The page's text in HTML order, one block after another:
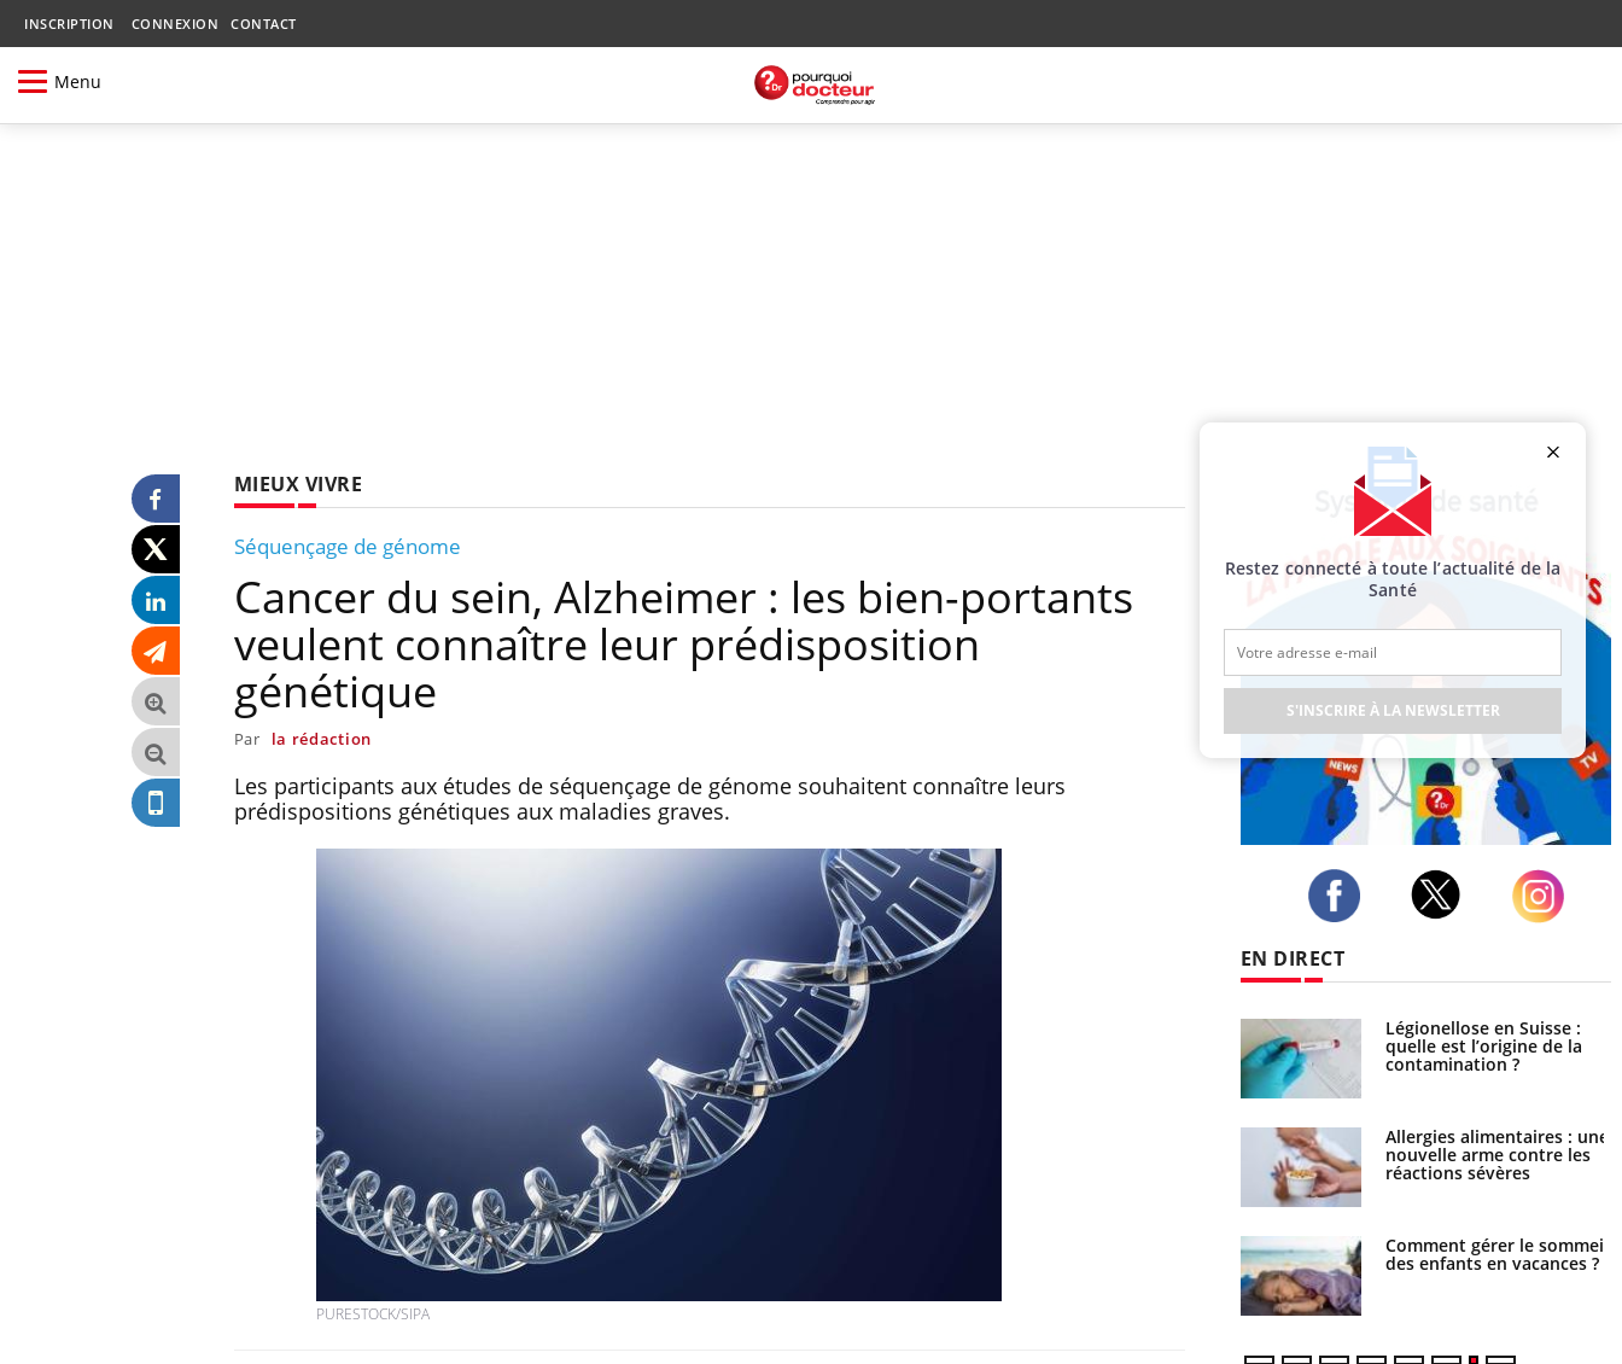
INSCRIPTION CONNEXION CONTACT
Menu
MIEUX VIVRE
Séquençage de génome
Cancer du sein, Alzheimer : les bien-portants
veulent connaître leur prédisposition
génétique
Par la rédaction
Les participants aux études de séquençage de génome souhaitent connaître leurs
prédispositions génétiques aux maladies graves.
PURESTOCK/SIPA
EN DIRECT
Pourquoi votre ventre
gâche-t-il les premiers
jours de vos vacances ?
Fortes chaleurs : pourquoi
le risque de noyade
Le Viagra pourrait-il freiner
la propagation du cancer ?
Pourquoi manger moins de
protéines pourrait
finalement être bénéfique
Légionellose en Suisse :
quelle est l’origine de la
contamination ?
Allergies alimentaires : une
nouvelle arme contre les
réactions sévères
Comment gérer le sommeil
des enfants en vacances ?
Restez connecté à toute l’actualité de la
Santé
S'INSCRIRE À LA NEWSLETTER